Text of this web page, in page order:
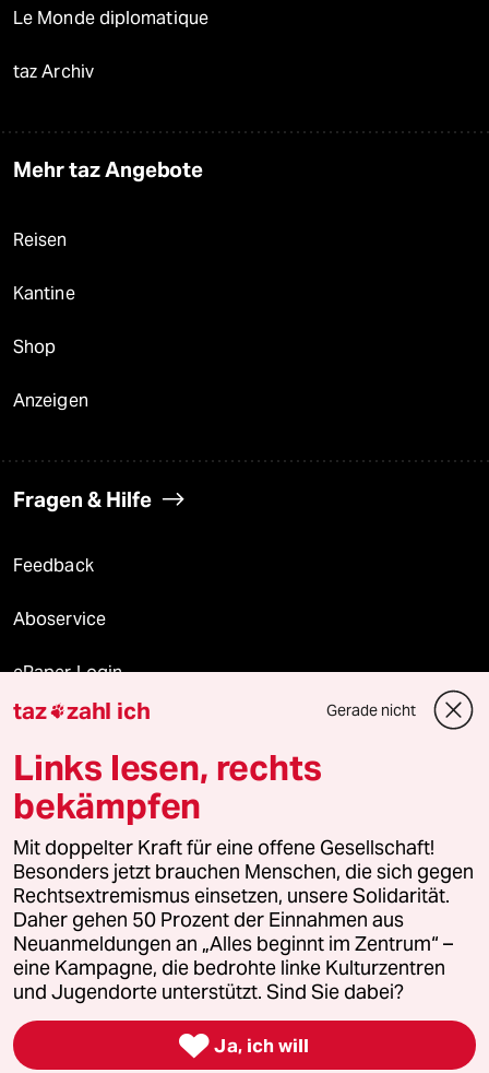
Le Monde diplomatique
taz Archiv
Mehr taz Angebote
Reisen
Kantine
Shop
Anzeigen
Fragen & Hilfe
Feedback
Aboservice
ePaper Login
Downloads für Abonnierende
© 2026 taz Verlags und Vertriebs GmbH
Alle Rechte vorbehalten. Bei rechtlichen Fragen oder für Genehmigungen
wenden Sie sich bitte an lizenzen@taz.de
Feedback Redaktionsstatut Kommune-Richtlinien
Leitlinie Informant Datenschutz Impressum AGB
Seitenwende Einwilligungen widerrufen (Ads)
taz zahl ich Gerade nicht
Links lesen, rechts
bekämpfen
Mit doppelter Kraft für eine offene Gesellschaft!
Besonders jetzt brauchen Menschen, die sich gegen
Rechtsextremismus einsetzen, unsere Solidarität.
Daher gehen 50 Prozent der Einnahmen aus
Neuanmeldungen an „Alles beginnt im Zentrum“ –
eine Kampagne, die bedrohte linke Kulturzentren
und Jugendorte unterstützt. Sind Sie dabei?
 Ja, ich will